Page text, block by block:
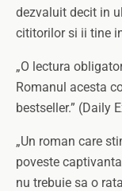
dezvaluit decit in
cititorilor si ii tine
„O lectura
Romanul acesta
bestseller.” (Daily
„Un roman care
poveste
nu trebuie sa o